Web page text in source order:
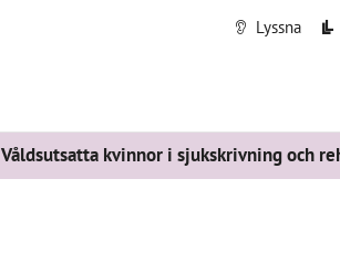
Lyssna
Våldsutsatta kvinnor i sjukskrivning och